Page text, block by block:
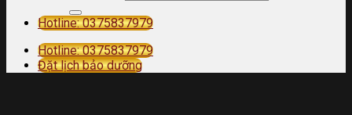
Hotline: 0375837979
Hotline: 0375837979
Đặt lịch bảo dưỡng